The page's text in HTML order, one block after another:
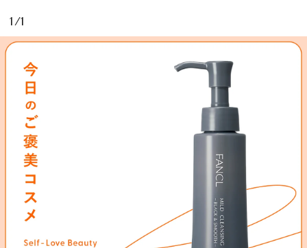
SDGs
MAGAZINE
会員登録
Log in or Sign up
SPUR読者のためのメンバーシッププログラム
「The SPUR Club」。
便利な機能と特典を無料で楽し
1/1